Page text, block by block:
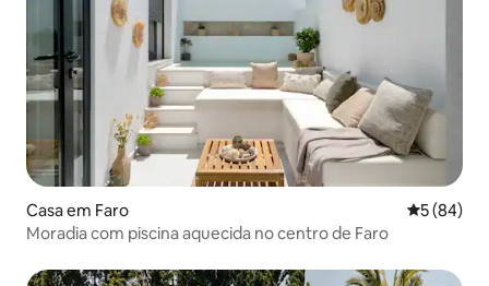
Casa em Faro
5 (84)
Moradia com piscina aquecida no centro de Faro